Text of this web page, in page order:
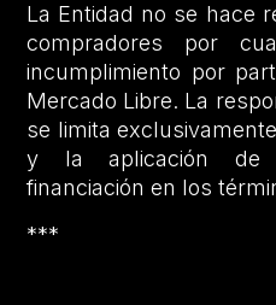
La Entidad no se hace
compradores por
incumplimiento por
Mercado Libre. La
se limita
y la aplicación de
financiación en los
***